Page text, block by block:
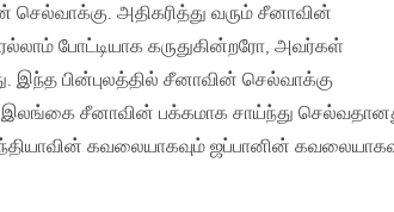
செல்வாக்கு. அதிகரித்து வரும் சீனாவின்
போட்டியாக கருதுகின்றரோ, அவர்கள்
இந்த பின்புலத்தில் சீனாவின் செல்வாக்கு
சீனாவின் பக்கமாக சாய்ந்து
கவலையாகவும் ஜப்பானின்